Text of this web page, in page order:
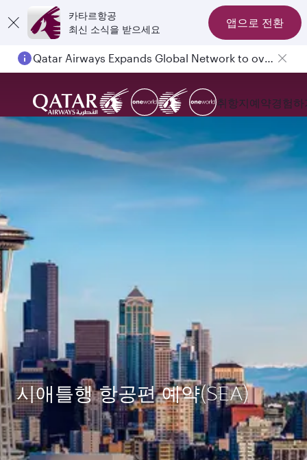
카타르항공
최신 소식을 받으세요
앱으로 전환
Qatar Airways Expands Global Network to over 160 Destinations
취항지예약경험하
시애틀행 항공편 예약(SEA)